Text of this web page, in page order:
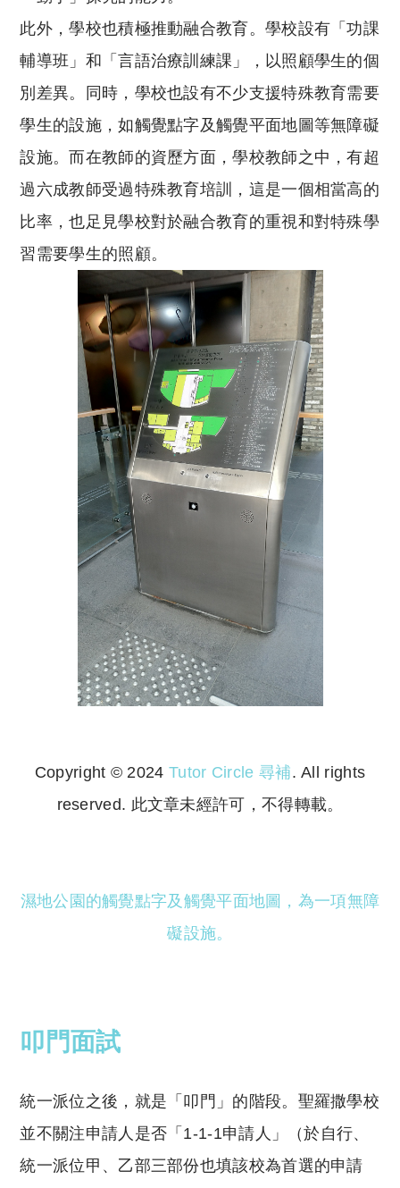
此外，學校也積極推動融合教育。學校設有「功課
輔導班」和「言語治療訓練課」，以照顧學生的個
別差異。同時，學校也設有不少支援特殊教育需要
學生的設施，如觸覺點字及觸覺平面地圖等無障礙
設施。而在教師的資歷方面，學校教師之中，有超
過六成教師受過特殊教育培訓，這是一個相當高的
比率，也足見學校對於融合教育的重視和對特殊學
習需要學生的照顧。
Copyright © 2024 Tutor Circle 尋補. All rights
reserved. 此文章未經許可，不得轉載。
濕地公園的觸覺點字及觸覺平面地圖，為一項無障
礙設施。
叩門面試
統一派位之後，就是「叩門」的階段。聖羅撒學校
並不關注申請人是否「1-1-1申請人」（於自行、
統一派位甲、乙部三部份也填該校為首選的申請